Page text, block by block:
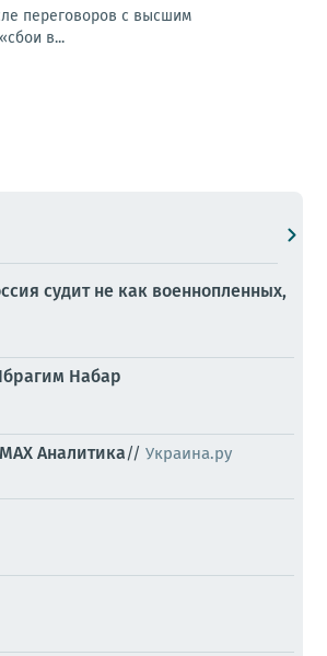
переговоров с высшим
в...
судит не как военнопленных,
Набар
Аналитика// Украина.ру